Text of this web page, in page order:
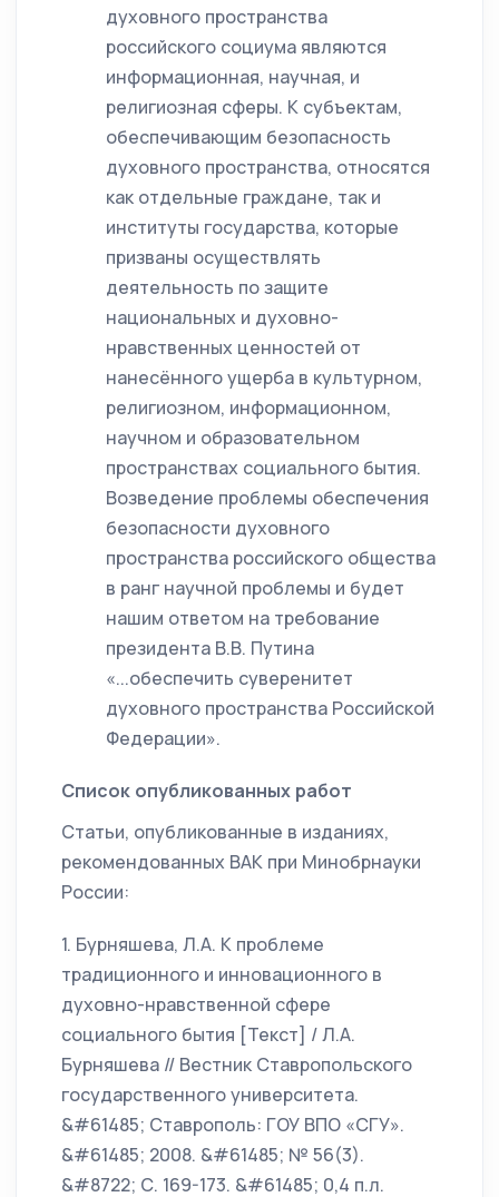
духовного пространства
российского социума являются
информационная, научная, и
религиозная сферы. К субъектам,
обеспечивающим безопасность
духовного пространства, относятся
как отдельные граждане, так и
институты государства, которые
призваны осуществлять
деятельность по защите
национальных и духовно-
нравственных ценностей от
нанесённого ущерба в культурном,
религиозном, информационном,
научном и образовательном
пространствах социального бытия.
Возведение проблемы обеспечения
безопасности духовного
пространства российского общества
в ранг научной проблемы и будет
нашим ответом на требование
президента В.В. Путина
«...обеспечить суверенитет
духовного пространства Российской
Федерации».
Список опубликованных работ
Статьи, опубликованные в изданиях,
рекомендованных ВАК при Минобрнауки
России:
1. Бурняшева, Л.А. К проблеме
традиционного и инновационного в
духовно-нравственной сфере
социального бытия [Текст] / Л.А.
Бурняшева // Вестник Ставропольского
государственного университета.
&#61485; Ставрополь: ГОУ ВПО «СГУ».
&#61485; 2008. &#61485; № 56(3).
&#8722; С. 169-173. &#61485; 0,4 п.л.